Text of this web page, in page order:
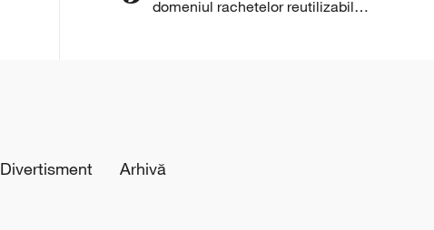
domeniul rachetelor reutilizabile
Divertisment Arhivă